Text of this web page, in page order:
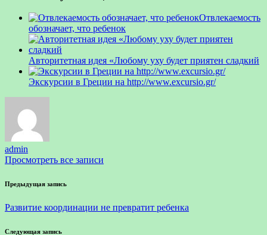
Отвлекаемость
обозначает, что ребенок
Авторитетная идея «Любому уху будет приятен сладкий
Экскурсии в Греции на http://www.excursio.gr/
admin
Просмотреть все записи
Навигация
по
Предыдущая запись
Развитие координации не превратит ребенка
Следующая запись